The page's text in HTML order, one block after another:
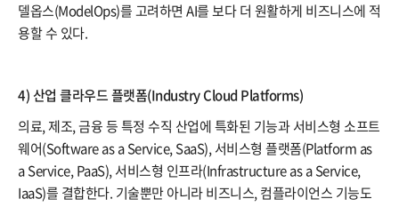
델옵스(ModelOps)를 고려하면 AI를 보다 더 원활하게 비즈니스에 적
용할 수 있다.
4) 산업 클라우드 플랫폼(Industry Cloud Platforms)
의료, 제조, 금융 등 특정 수직 산업에 특화된 기능과 서비스형 소프트
웨어(Software as a Service, SaaS), 서비스형 플랫폼(Platform as
a Service, PaaS), 서비스형 인프라(Infrastructure as a Service,
IaaS)를 결합한다. 기술뿐만 아니라 비즈니스, 컴플라이언스 기능도